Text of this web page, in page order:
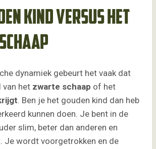
kind versus het
dynamiek gebeurt het vaak dat
van het zwarte schaap of het
. Ben je het gouden kind dan heb
kunnen doen. Je bent in de
slim, beter dan anderen en
Je wordt voorgetrokken en de